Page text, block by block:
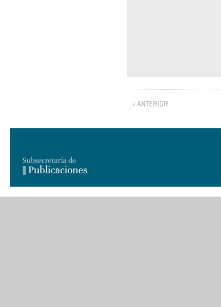
‹ ANTERIOR